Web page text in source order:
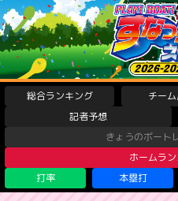
総合ランキング チー
記者予想
きょうのボート
ホームラ
打率
本塁打